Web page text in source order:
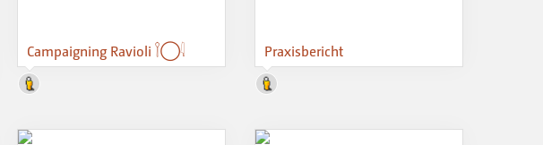
Campaigning Ravioli 𓌉◯𓇋 Praxisbericht